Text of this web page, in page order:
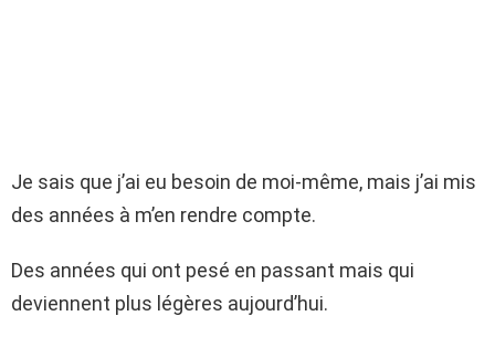
Je sais que j’ai eu besoin de moi-même, mais j’ai mis
des années à m’en rendre compte.
Des années qui ont pesé en passant mais qui
deviennent plus légères aujourd’hui.